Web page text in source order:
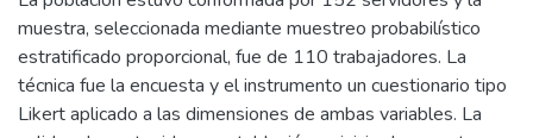
muestra, seleccionada mediante muestreo probabilístico
estratificado proporcional, fue de 110 trabajadores. La
técnica fue la encuesta y el instrumento un cuestionario tipo
Likert aplicado a las dimensiones de ambas variables. La